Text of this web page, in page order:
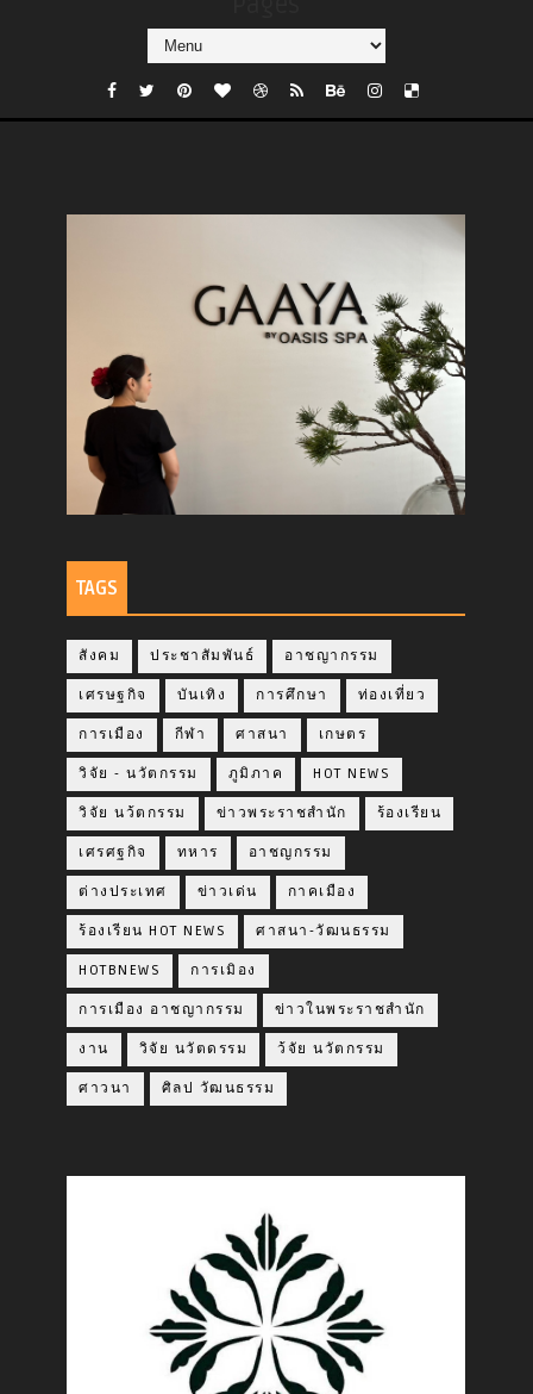
TAGS
สังคม ประชาสัมพันธ์ อาชญากรรม
เศรษฐกิจ บันเทิง การศึกษา ท่องเที่ยว
การเมือง กีฬา ศาสนา เกษตร
วิจัย - นวัตกรรม ภูมิภาค HOT NEWS
วิจัย นว้ตกรรม ข่าวพระราชสำนัก ร้องเรียน
เศรศฐกิจ ทหาร อาชญกรรม
ต่างประเทศ ข่าวเด่น กาคเมือง
ร้องเรียน HOT NEWS ศาสนา-วัฒนธรรม
HOTBNEWS การเมิอง
การเมือง อาชญากรรม ข่าวในพระราชสำนัก
งาน วิจัย นวัตดรรม ว้จัย นวัตกรรม
ศาวนา ศิลป วัฒนธรรม